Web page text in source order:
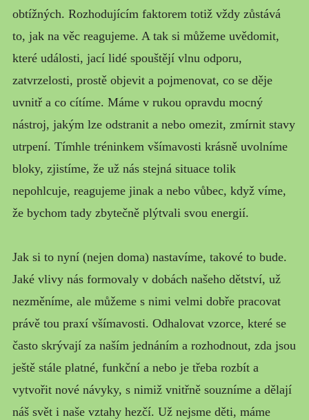
obtížných. Rozhodujícím faktorem totiž vždy zůstává
to, jak na věc reagujeme. A tak si můžeme uvědomit,
které události, jací lidé spouštějí vlnu odporu,
zatvrzelosti, prostě objevit a pojmenovat, co se děje
uvnitř a co cítíme. Máme v rukou opravdu mocný
nástroj, jakým lze odstranit a nebo omezit, zmírnit stavy
utrpení. Tímhle tréninkem všímavosti krásně uvolníme
bloky, zjistíme, že už nás stejná situace tolik
nepohlcuje, reagujeme jinak a nebo vůbec, když víme,
že bychom tady zbytečně plýtvali svou energií.
Jak si to nyní (nejen doma) nastavíme, takové to bude.
Jaké vlivy nás formovaly v dobách našeho dětství, už
nezměníme, ale můžeme s nimi velmi dobře pracovat
právě tou praxí všímavosti. Odhalovat vzorce, které se
často skrývají za naším jednáním a rozhodnout, zda jsou
ještě stále platné, funkční a nebo je třeba rozbít a
vytvořit nové návyky, s nimiž vnitřně souzníme a dělají
náš svět i naše vztahy hezčí. Už nejsme děti, máme